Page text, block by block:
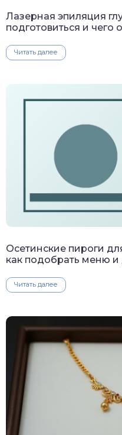
Лазерная эпиляция
подготовиться и
Читать далее
Осетинские пироги
как подобрать меню и
Читать далее